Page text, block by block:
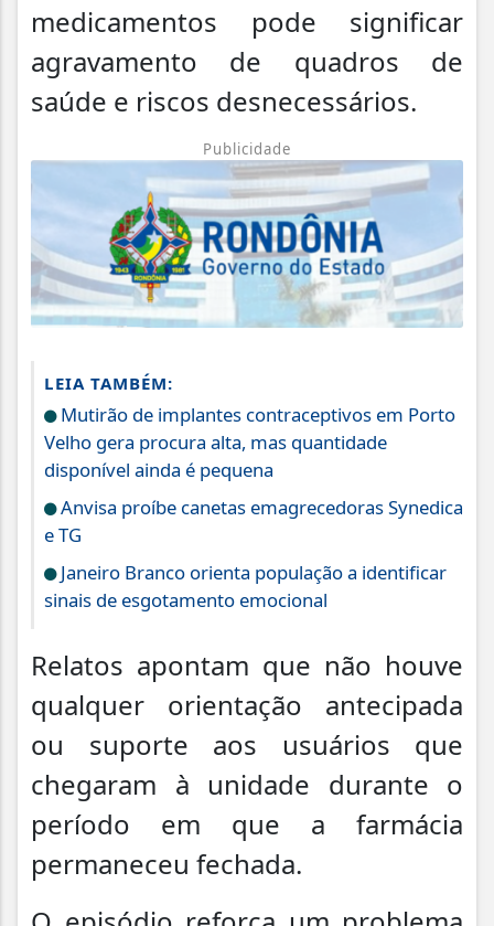
medicamentos pode significar
agravamento de quadros de
saúde e riscos desnecessários.
Publicidade
LEIA TAMBÉM:
Mutirão de implantes contraceptivos em Porto
Velho gera procura alta, mas quantidade
disponível ainda é pequena
Anvisa proíbe canetas emagrecedoras Synedica
e TG
Janeiro Branco orienta população a identificar
sinais de esgotamento emocional
Relatos apontam que não houve
qualquer orientação antecipada
ou suporte aos usuários que
chegaram à unidade durante o
período em que a farmácia
permaneceu fechada.